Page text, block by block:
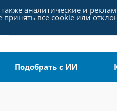
Подобрать с ИИ
аналитические и
все cookie или